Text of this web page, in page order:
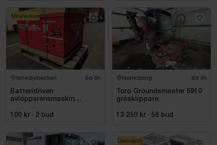
Smedjebacken 6d 6h
Batteridriven
avloppsrensmaskin
FSSM-121 | Oanvänd
100 kr · 2 bud
Milwaukee
Norrköping 6d 4h
Toro Groundsmaster 5910
gräsklippare
13 250 kr · 56 bud
Oanvänd